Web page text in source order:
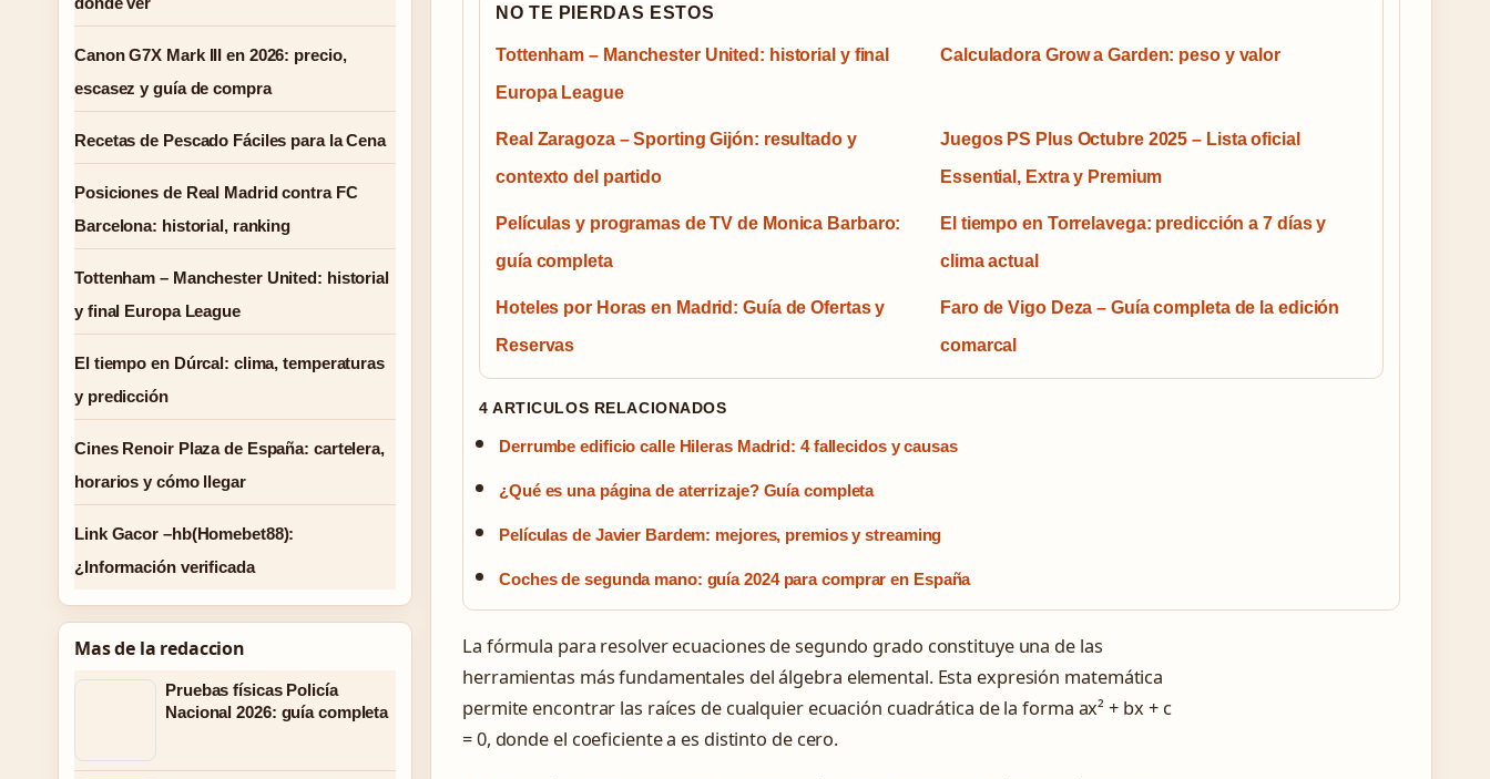
NO TE PIERDAS ESTOS
Tottenham – Manchester United: historial y final
Europa League
Calculadora Grow a Garden: peso y valor
Real Zaragoza – Sporting Gijón: resultado y
contexto del partido
Juegos PS Plus Octubre 2025 – Lista oficial
Essential, Extra y Premium
Películas y programas de TV de Monica Barbaro:
guía completa
El tiempo en Torrelavega: predicción a 7 días y
clima actual
Hoteles por Horas en Madrid: Guía de Ofertas y
Reservas
Faro de Vigo Deza – Guía completa de la edición
comarcal
4 ARTICULOS RELACIONADOS
Derrumbe edificio calle Hileras Madrid: 4 fallecidos y causas
¿Qué es una página de aterrizaje? Guía completa
Películas de Javier Bardem: mejores, premios y streaming
Coches de segunda mano: guía 2024 para comprar en España
La fórmula para resolver ecuaciones de segundo grado constituye una de las
herramientas más fundamentales del álgebra elemental. Esta expresión matemática
permite encontrar las raíces de cualquier ecuación cuadrática de la forma ax² + bx + c
= 0, donde el coeficiente a es distinto de cero.
Canon G7X Mark III en 2026: precio,
escasez y guía de compra
Recetas de Pescado Fáciles para la Cena
Posiciones de Real Madrid contra FC
Barcelona: historial, ranking
Tottenham – Manchester United: historial
y final Europa League
El tiempo en Dúrcal: clima, temperaturas
y predicción
Cines Renoir Plaza de España: cartelera,
horarios y cómo llegar
Link Gacor –hb(Homebet88):
¿Información verificada
Mas de la redaccion
Pruebas físicas Policía
Nacional 2026: guía completa